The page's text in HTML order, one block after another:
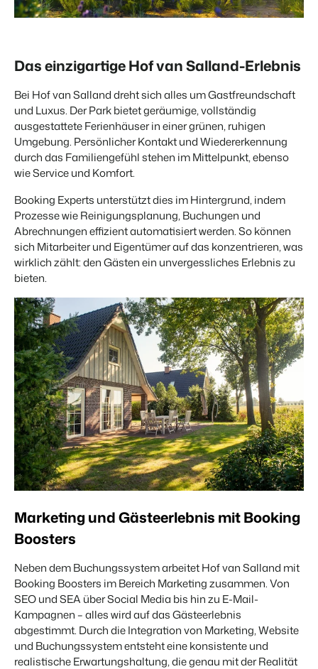
Das einzigartige Hof van Salland-Erlebnis
Bei Hof van Salland dreht sich alles um Gastfreundschaft
und Luxus. Der Park bietet geräumige, vollständig
ausgestattete Ferienhäuser in einer grünen, ruhigen
Umgebung. Persönlicher Kontakt und Wiedererkennung
durch das Familiengefühl stehen im Mittelpunkt, ebenso
wie Service und Komfort.
Booking Experts unterstützt dies im Hintergrund, indem
Prozesse wie Reinigungsplanung, Buchungen und
Abrechnungen effizient automatisiert werden. So können
sich Mitarbeiter und Eigentümer auf das konzentrieren, was
wirklich zählt: den Gästen ein unvergessliches Erlebnis zu
bieten.
Marketing und Gästeerlebnis mit Booking
Boosters
Neben dem Buchungssystem arbeitet Hof van Salland mit
Booking Boosters im Bereich Marketing zusammen. Von
SEO und SEA über Social Media bis hin zu E-Mail-
Kampagnen – alles wird auf das Gästeerlebnis
abgestimmt. Durch die Integration von Marketing, Website
und Buchungssystem entsteht eine konsistente und
realistische Erwartungshaltung, die genau mit der Realität